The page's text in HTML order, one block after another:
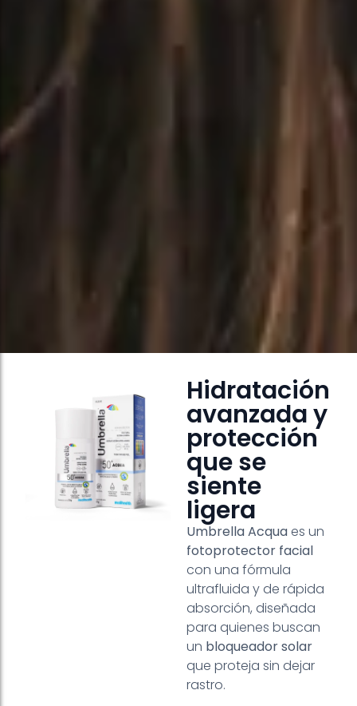
Hidratación
avanzada y
protección
que se
siente
ligera
Umbrella Acquaes un
fotoprotector facial
con una fórmula
ultrafluida y de rápida
absorción, diseñada
para quienes buscan
un bloqueador solar
que proteja sin dejar
rastro.